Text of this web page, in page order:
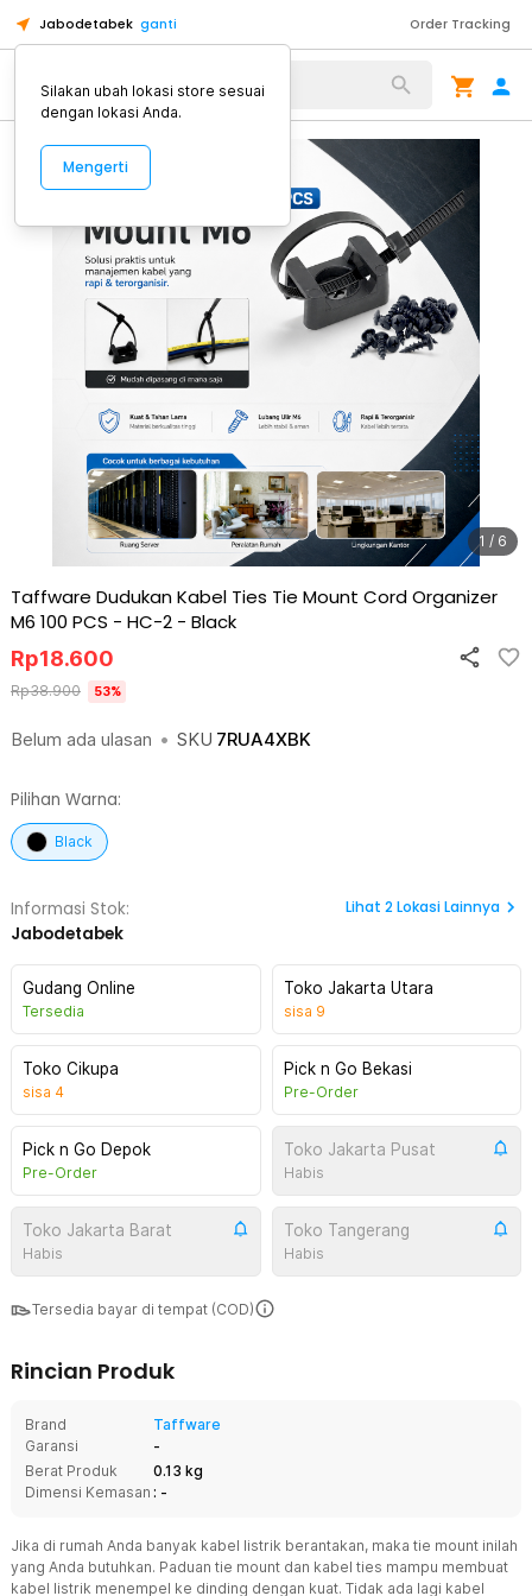
Jabodetabek ganti Order Tracking
Alat Kopi
1 / 6
Taffware Dudukan Kabel Ties Tie Mount Cord Organizer
M6 100 PCS - HC-2 - Black
Belum ada ulasan • SKU 7RUA4XBK
Rp18.600
Rp38.900 53%
Pilihan Warna:
Black
Informasi Stok:
Jabodetabek
Lihat 2Lokasi Lainnya
Gudang Online
Tersedia
Toko Jakarta Utara
sisa 9
Toko Cikupa
sisa 4
Pick n Go Bekasi
Pre-Order
Pick n Go Depok
Pre-Order
Toko Jakarta Pusat
Habis
Toko Jakarta Barat
Habis
Toko Tangerang
Habis
Tersedia bayar di tempat (COD)
Rincian Produk
Brand
Taffware
Garansi
-
Berat Produk
0.13 kg
Dimensi Kemasan : -
Jika di rumah Anda banyak kabel listrik berantakan, maka tie mount inilah
yang Anda butuhkan. Paduan tie mount dan kabel ties mampu membuat
kabel listrik menempel ke dinding dengan kuat. Tidak ada lagi kabel
Silakan ubah lokasi store sesuai
dengan lokasi Anda.
Mengerti